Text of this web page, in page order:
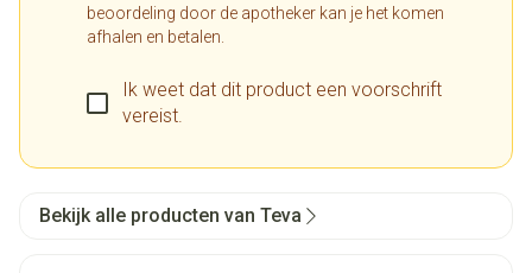
beoordeling door de apotheker kan je het komen
afhalen en betalen.
Ik weet dat dit product een voorschrift
vereist.
Bekijk alle producten van Teva